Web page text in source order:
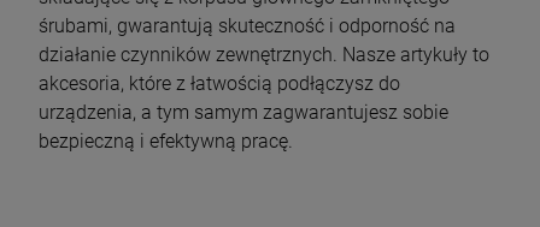
śrubami, gwarantują skuteczność i odporność na
działanie czynników zewnętrznych. Nasze artykuły to
akcesoria, które z łatwością podłączysz do
urządzenia, a tym samym zagwarantujesz sobie
bezpieczną i efektywną pracę.